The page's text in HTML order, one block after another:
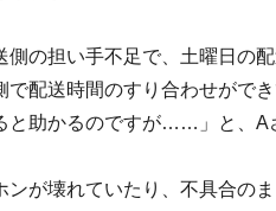
側の担い手不足で、土曜日の
で配送時間のすり合わせがで
と助かるのですが……」と、A
ンが壊れていたり、不具合の